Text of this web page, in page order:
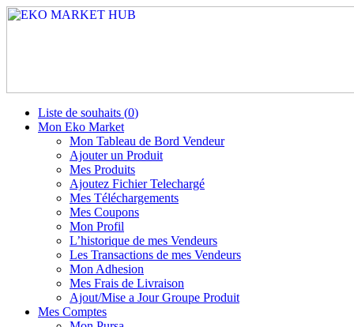
Liste de souhaits (0)
Mon Eko Market
Mon Tableau de Bord Vendeur
Ajouter un Produit
Mes Produits
Ajoutez Fichier Telechargé
Mes Téléchargements
Mes Coupons
Mon Profil
L’historique de mes Vendeurs
Les Transactions de mes Vendeurs
Mon Adhesion
Mes Frais de Livraison
Ajout/Mise a Jour Groupe Produit
Mes Comptes